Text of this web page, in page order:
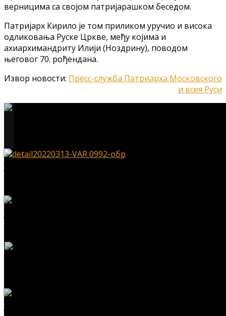
верницима са својом патријарашком беседом.
Патријарх Кирило је том приликом уручио и висока
одликовања Руске Цркве, међу којима и
ахиархимандриту Илији (Ноздрину), поводом
његовог 70. рођендана.
Извор новости: Пресс-служба Патриарха Московского
и всея Руси